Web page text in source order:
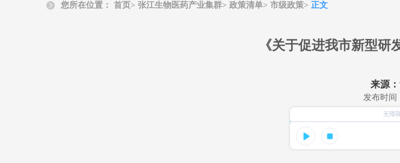
您所在位置： 首页> 张江生物医药产业集群> 政策清单> 市级政策> 正文
《关于促进我市新型研
来源
发布时间